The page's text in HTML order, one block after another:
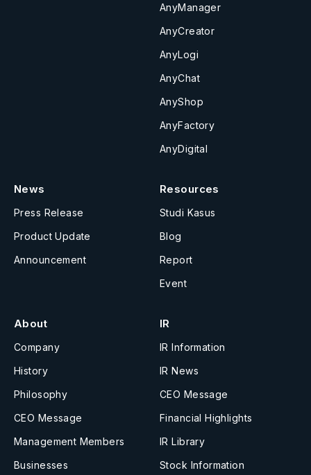
AnyManager
AnyCreator
AnyLogi
AnyChat
AnyShop
AnyFactory
AnyDigital
News
Press Release
Product Update
Announcement
Resources
Studi Kasus
Blog
Report
Event
About
Company
History
Philosophy
CEO Message
Management Members
Businesses
IR
IR Information
IR News
CEO Message
Financial Highlights
IR Library
Stock Information